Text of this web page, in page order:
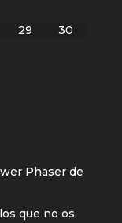
29 30
Phaser de
que no os